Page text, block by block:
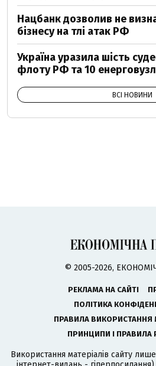
Нацбанк дозволив не
бізнесу на тлі атак РФ
Україна уразила шість
флоту РФ та 10
ВСІ НОВИНИ
© 2005-2026,
РЕКЛАМА НА САЙТІ
ПОЛІТИКА
ПРАВИЛА ВИКОРИСТАННЯ
ПРИНЦИПИ І ПРАВИЛА
Використання матеріалів сайту